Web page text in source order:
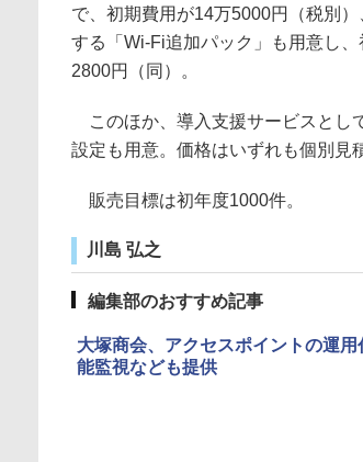
で、初期費用が14万5000円（税別
する「Wi-Fi追加パック」も用意し
2800円（同）。
このほか、導入支援サービスとし
設定も用意。価格はいずれも個別見
販売目標は初年度1000件。
川島 弘之
編集部のおすすめ記事
大塚商会、アクセスポイントの運
能監視なども提供